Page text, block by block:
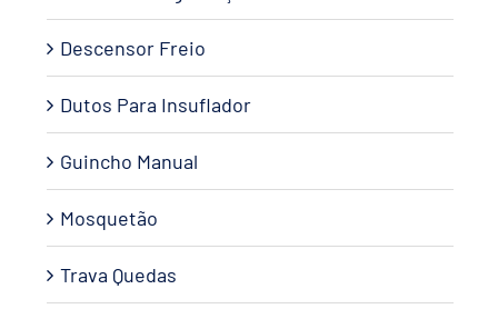
Descensor Freio
Dutos Para Insuflador
Guincho Manual
Mosquetão
Trava Quedas